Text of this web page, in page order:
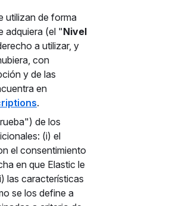
utilizan de forma
adquiera (el "Nivel
a utilizar, y
con
y de las
en
.
de los
(i) el
el consentimiento
en que Elastic le
las características
se los define a